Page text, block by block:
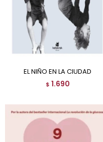
EL NIÑO EN LA CIUDAD
$ 1.690